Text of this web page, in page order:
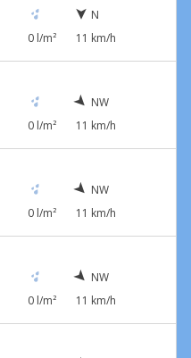
0 l/m²
N
11 km/h
0 l/m²
NW
11 km/h
0 l/m²
NW
11 km/h
0 l/m²
NW
11 km/h